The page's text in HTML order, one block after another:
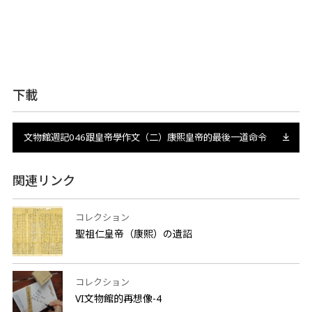
下載
文物館週記046跟皇帝學作文（二）康熙皇帝的最後一道命令
関連リンク
コレクション
聖祖仁皇帝（康熙）の遺詔
コレクション
VI文物館的再想像-4